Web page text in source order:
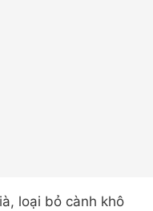
loại bỏ cành khô